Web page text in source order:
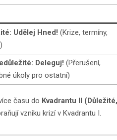
Udělej Hned! (Krize, termíny,
Deleguj! (Přerušení,
úkoly pro ostatní)
času do Kvadrantu II
vzniku krizí v Kvadrantu I.